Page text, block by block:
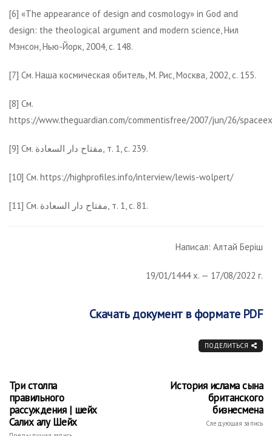
[6] «The appearance of design and cosmology» in God and
design: the theological argument and modern science, Нил
Мэнсон, Нью-Йорк, 2004, с. 148.
[7] См. Наша космическая обитель, М. Рис, Москва, 2002, с. 155.
[8] См.
https://www.theguardian.com/commentisfree/2007/jun/26/
[9] См. مفتاح دار السعادة, т. 1, с. 239.
[10] См. https://highprofiles.info/interview/lewis-wolpert/
[11] См. مفتاح دار السعادة, т. 1, с. 81.
Написал: Алтай Беріш
19/01/1444 х. — 17/08/2022 г.
Скачать документ в формате PDF
ПОДЕЛИТЬСЯ
Три столпа
правильного
рассуждения | шейх
Салих алу Шейх
История ислама сына
британского
бизнесмена
Следующая запись